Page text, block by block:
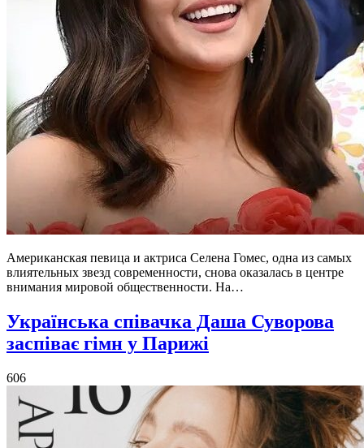
Американская певица и актриса Селена Гомес, одна из самых
влиятельных звезд современности, снова оказалась в центре
внимания мировой общественности. На…
Українська співачка Даша Суворова
заспіває гімн у Парижі
606